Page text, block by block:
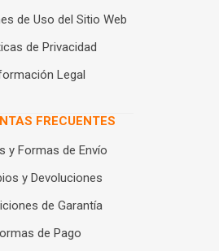
de Uso del Sitio Web
de Privacidad
Legal
FRECUENTES
y Formas de Envío
y Devoluciones
de Garantía
de Pago